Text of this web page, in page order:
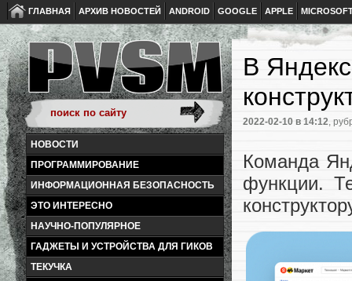
ГЛАВНАЯ АРХИВ НОВОСТЕЙ ANDROID GOOGLE APPLE
НОВОСТИ
ПРОГРАММИРОВАНИЕ
ИНФОРМАЦИОННАЯ БЕЗОПАСНОСТЬ
ЭТО ИНТЕРЕСНО
НАУЧНО-ПОПУЛЯРНОЕ
ГАДЖЕТЫ И УСТРОЙСТВА ДЛЯ ГИКОВ
ТЕКУЧКА
В
2022-02-10 в 14:12,
Команда
функции.